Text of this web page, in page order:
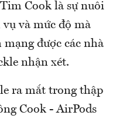
Cook là sự nuôi
vụ và mức độ mà
mạng được các nhà
nhận xét.
ra mắt trong thập
Cook - AirPods